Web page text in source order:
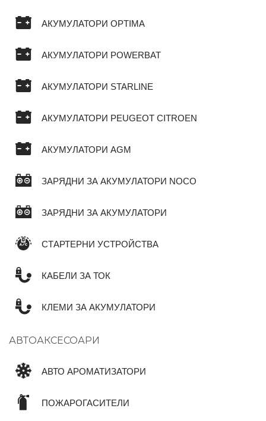
АКУМУЛАТОРИ OPTIMA
АКУМУЛАТОРИ POWERBAT
АКУМУЛАТОРИ STARLINE
АКУМУЛАТОРИ PEUGEOT CITROEN
АКУМУЛАТОРИ AGM
ЗАРЯДНИ ЗА АКУМУЛАТОРИ NOCO
ЗАРЯДНИ ЗА АКУМУЛАТОРИ
СТАРТЕРНИ УСТРОЙСТВА
КАБЕЛИ ЗА ТОК
КЛЕМИ ЗА АКУМУЛАТОРИ
АВТОАКСЕСОАРИ
АВТО АРОМАТИЗАТОРИ
ПОЖАРОГАСИТЕЛИ